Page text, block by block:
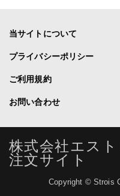
当サイトについて
プライバシーポリシー
ご利用規約
お問い合わせ
株式会社エス
注文サイト
Copyright © Strois